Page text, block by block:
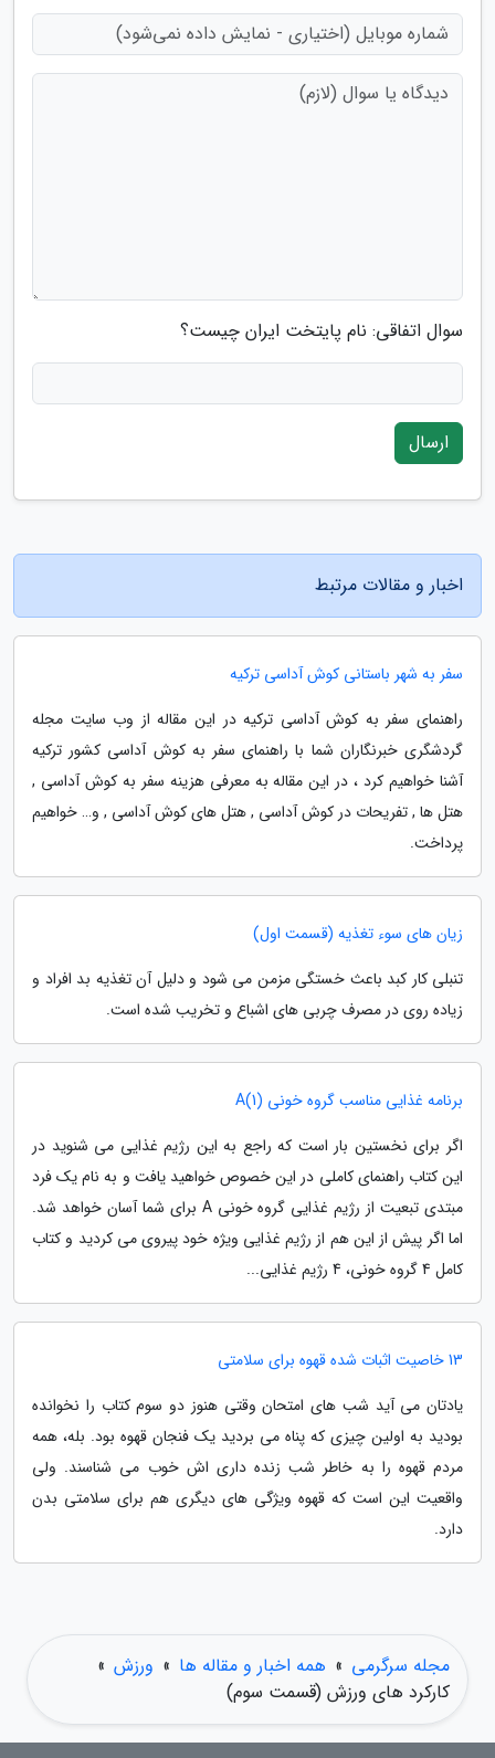
سوال اتفاقی: نام پایتخت ایران چیست؟
ارسال
اخبار و مقالات مرتبط
سفر به شهر باستانی کوش آداسی ترکیه
راهنمای سفر به کوش آداسی ترکیه در این مقاله از وب سایت مجله
گردشگری خبرنگاران شما با راهنمای سفر به کوش آداسی کشور ترکیه
آشنا خواهیم کرد ، در این مقاله به معرفی هزینه سفر به کوش آداسی ,
هتل ها , تفریحات در کوش آداسی , هتل های کوش آداسی , و… خواهیم
پرداخت.
زیان های سوء تغذیه (قسمت اول)
تنبلی کار کبد باعث خستگی مزمن می شود و دلیل آن تغذیه بد افراد و
زیاده روی در مصرف چربی های اشباع و تخریب شده است.
برنامه غذایی مناسب گروه خونی A(1)
اگر برای نخستین بار است که راجع به این رژیم غذایی می شنوید در
این کتاب راهنمای کاملی در این خصوص خواهید یافت و به نام یک فرد
مبتدی تبعیت از رژیم غذایی گروه خونی A برای شما آسان خواهد شد.
اما اگر پیش از این هم از رژیم غذایی ویژه خود پیروی می کردید و کتاب
کامل 4 گروه خونی، 4 رژیم غذایی...
13 خاصیت اثبات شده قهوه برای سلامتی
یادتان می آید شب های امتحان وقتی هنوز دو سوم کتاب را نخوانده
بودید به اولین چیزی که پناه می بردید یک فنجان قهوه بود. بله، همه
مردم قهوه را به خاطر شب زنده داری اش خوب می شناسند. ولی
واقعیت این است که قهوه ویژگی های دیگری هم برای سلامتی بدن
دارد.
مجله سرگرمی » همه اخبار و مقاله ها » ورزش »
کارکرد های ورزش (قسمت سوم)